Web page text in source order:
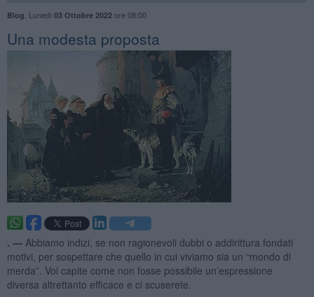
Blog Lunedì 03 Ottobre 2022ore 08:00
Una modesta proposta
. — Abbiamo indizi, se non ragionevoli dubbi o addirittura fondati
motivi, per sospettare che quello in cui viviamo sia un “mondo di
merda”. Voi capite come non fosse possibile un’espressione
diversa altrettanto efficace e ci scuserete.